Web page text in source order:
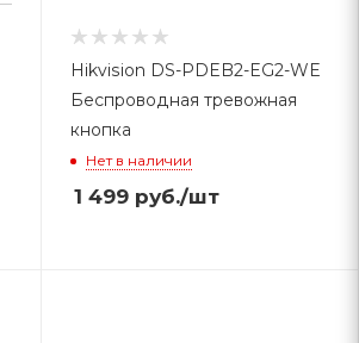
Hikvision DS-PDEB2-EG2-WE
Беспроводная тревожная
кнопка
Нет в наличии
1 499руб./шт